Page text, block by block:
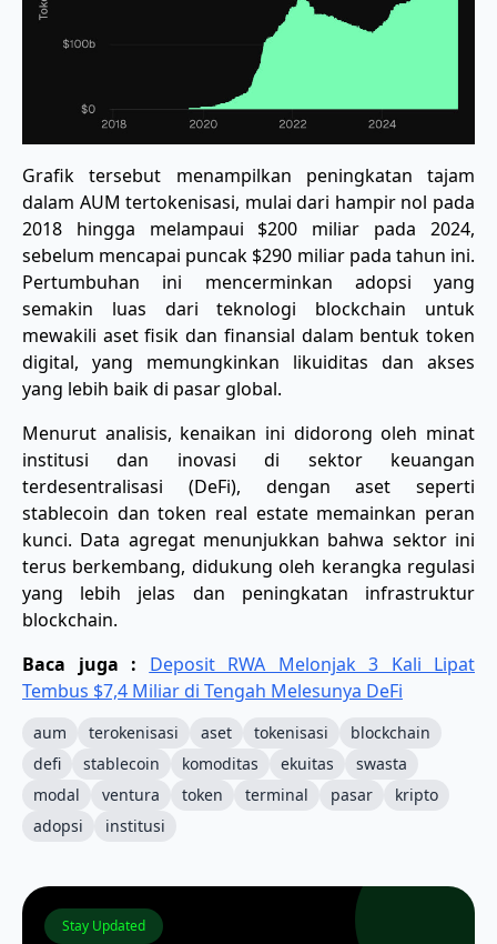
Grafik tersebut menampilkan peningkatan tajam
dalam AUM tertokenisasi, mulai dari hampir nol pada
2018 hingga melampaui $200 miliar pada 2024,
sebelum mencapai puncak $290 miliar pada tahun ini.
Pertumbuhan ini mencerminkan adopsi yang
semakin luas dari teknologi blockchain untuk
mewakili aset fisik dan finansial dalam bentuk token
digital, yang memungkinkan likuiditas dan akses
yang lebih baik di pasar global.
Menurut analisis, kenaikan ini didorong oleh minat
institusi dan inovasi di sektor keuangan
terdesentralisasi (DeFi), dengan aset seperti
stablecoin dan token real estate memainkan peran
kunci. Data agregat menunjukkan bahwa sektor ini
terus berkembang, didukung oleh kerangka regulasi
yang lebih jelas dan peningkatan infrastruktur
blockchain.
Baca juga : Deposit RWA Melonjak 3 Kali Lipat
Tembus $7,4 Miliar di Tengah Melesunya DeFi
aum terokenisasi aset tokenisasi
blockchain
defi
stablecoin komoditas ekuitas
swasta
modal
ventura token terminal pasar
kripto
adopsi
institusi
Stay Updated